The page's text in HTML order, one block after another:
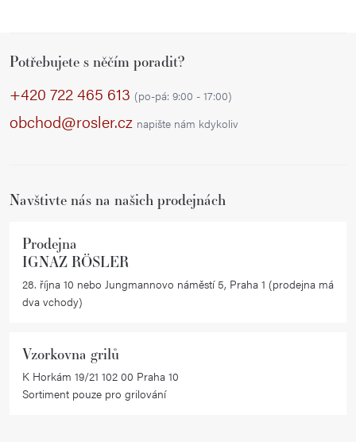
Potřebujete s něčím poradit?
+420 722 465 613 (po-pá: 9:00 - 17:00)
obchod@rosler.cz napište nám kdykoliv
Navštivte nás na našich prodejnách
Prodejna
IGNAZ RÖSLER
28. října 10 nebo Jungmannovo náměstí 5, Praha 1 (prodejna má
dva vchody)
Vzorkovna grilů
K Horkám 19/21 102 00 Praha 10
Sortiment pouze pro grilování